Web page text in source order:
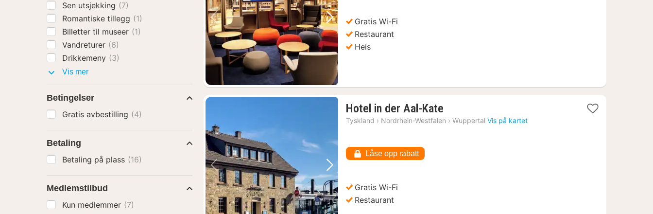
Forrige bilde Neste bildeGratis Wi-Fi
Restaurant
Heis
Forrige bilde Neste bilde
Hotel in der Aal-Kate
natt
Tyskland › Nordrhein-Westfalen › Wuppertal Vis på kartet
Låse opp rabatt
Gratis Wi-Fi
Restaurant
Sen utsjekking (7)
Romantiske tillegg (1)
Billetter til museer (1)
Vandreturer (6)
Drikkemeny (3)
Vis merPakker
Betingelser
Gratis avbestilling (4)
Betaling
Betaling på plass (16)
Medlemstilbud
Kun medlemmer (7)